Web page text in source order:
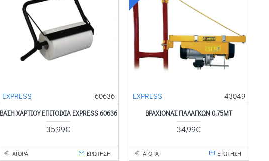
EXPRESS 60636
ΒΑΣΗ ΧΑΡΤΙΟΥ ΕΠΙΤΟΙΧΙΑ EXPRESS 60636
35,99€
ΑΓΟΡΑ ΕΡΩΤΗΣΗ
EXPRESS 43049
ΒΡΑΧΙΟΝΑΣ ΠΑΛΑΓΚΩΝ 0,75MT
34,99€
ΑΓΟΡΑ ΕΡΩΤΗΣΗ